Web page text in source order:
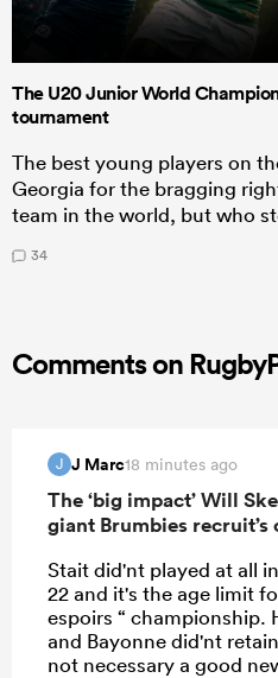
The U20 Junior World
tournament
The best young players on
Georgia for the bragging
team in the world, but who
34
Comments on
J J Marc18 minutes ago
The ‘big impact’ Will
giant Brumbies recruit’s
Stait did'nt played at all
22 and it's the age limit
espoirs “ championship.
and Bayonne did'nt
not necessary a good